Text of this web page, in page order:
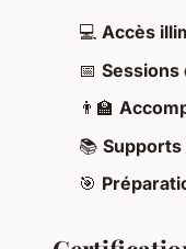
💻 Accès
📅 Sessions
👨‍🏫
📚
🎯